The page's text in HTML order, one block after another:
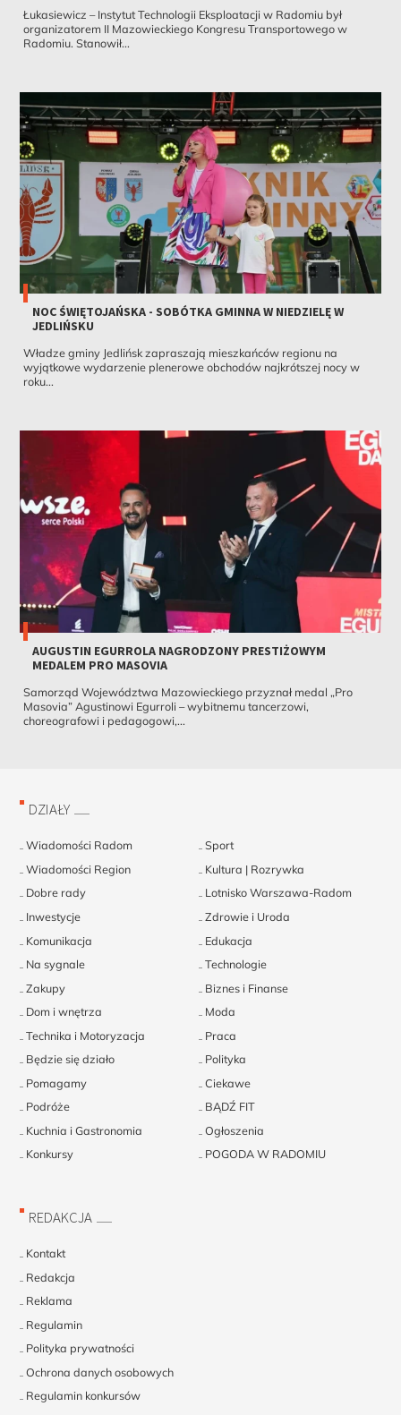
Łukasiewicz – Instytut Technologii Eksploatacji w Radomiu był
organizatorem II Mazowieckiego Kongresu Transportowego w
Radomiu. Stanowił...
NOC ŚWIĘTOJAŃSKA - SOBÓTKA GMINNA W NIEDZIELĘ W
JEDLIŃSKU
Władze gminy Jedlińsk zapraszają mieszkańców regionu na
wyjątkowe wydarzenie plenerowe obchodów najkrótszej nocy w
roku...
AUGUSTIN EGURROLA NAGRODZONY PRESTIŻOWYM
MEDALEM PRO MASOVIA
Samorząd Województwa Mazowieckiego przyznał medal „Pro
Masovia” Agustinowi Egurroli – wybitnemu tancerzowi,
choreografowi i pedagogowi,...
DZIAŁY
Wiadomości Radom
Sport
Wiadomości Region
Kultura | Rozrywka
Dobre rady
Lotnisko Warszawa-Radom
Inwestycje
Zdrowie i Uroda
Komunikacja
Edukacja
Na sygnale
Technologie
Zakupy
Biznes i Finanse
Dom i wnętrza
Moda
Technika i Motoryzacja
Praca
Będzie się działo
Polityka
Pomagamy
Ciekawe
Podróże
BĄDŹ FIT
Kuchnia i Gastronomia
Ogłoszenia
Konkursy
POGODA W RADOMIU
REDAKCJA
Kontakt
Redakcja
Reklama
Regulamin
Polityka prywatności
Ochrona danych osobowych
Regulamin konkursów